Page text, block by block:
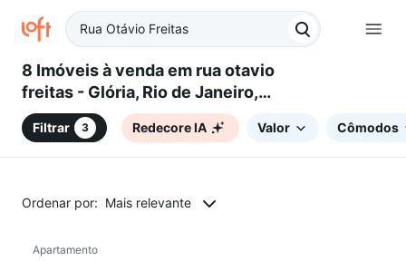
8 Imóveis à venda em rua otavio
freitas - Glória, Rio de Janeiro,
RJ
Filtrar 3 Redecore IA Valor Cômodos
Ordenar por: Mais relevante
Redecorar
Apartamento